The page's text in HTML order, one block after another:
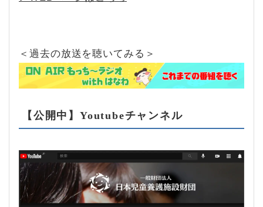
＜過去の放送を聴いてみる＞
【公開中】Youtubeチャンネル